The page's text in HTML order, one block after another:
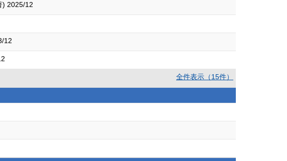
) 2025/12
12
全件表示（15件）